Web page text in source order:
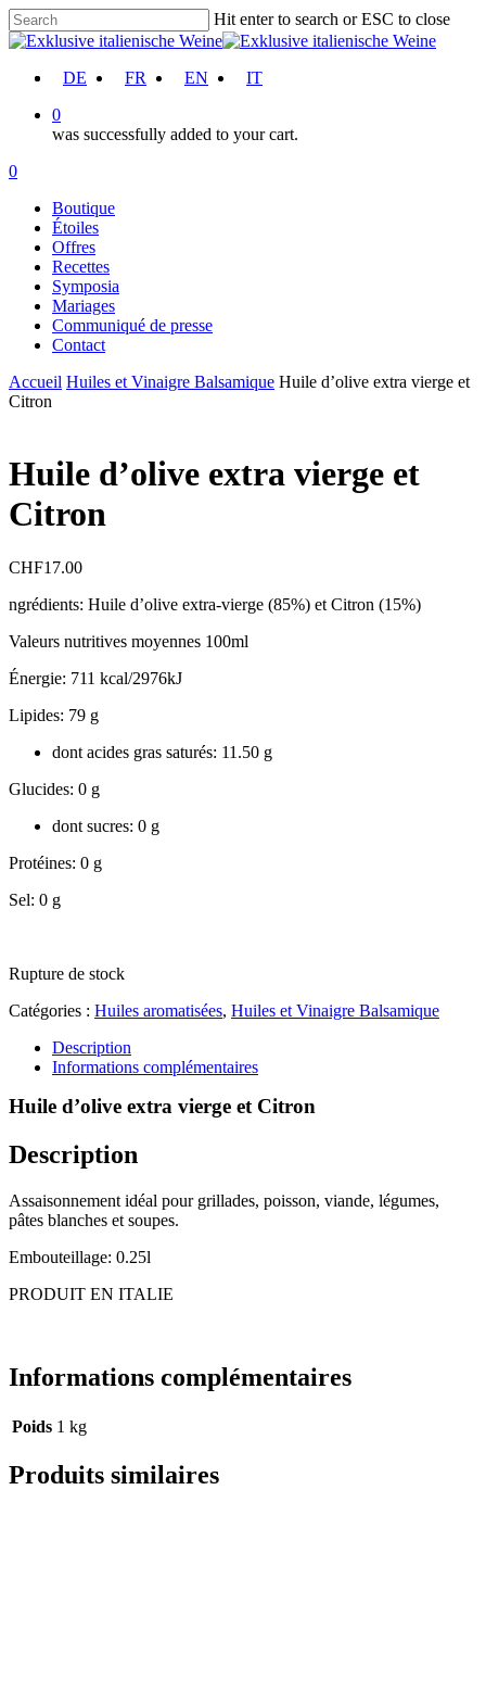
Skip
to
content
Hit enter to search or ESC to close
Close
DE
FR EN IT
0
was successfully added to your cart.
Menu
account
0
Boutique
Étoiles
Offres
Recettes
Symposia
Mariages
Communiqué de presse
Contact
Accueil Huiles et Vinaigre Balsamique Huile d’olive extra vierge et
Citron
Huile d’olive extra vierge et
Citron
CHF17.00
ngrédients: Huile d’olive extra-vierge (85%) et Citron (15%)
Valeurs nutritives moyennes 100ml
Énergie: 711 kcal/2976kJ
Lipides: 79 g
dont acides gras saturés: 11.50 g
Glucides: 0 g
dont sucres: 0 g
Protéines: 0 g
Sel: 0 g
Rupture de stock
Catégories : Huiles aromatisées, Huiles et Vinaigre Balsamique
Description
Informations complémentaires
Huile d’olive extra vierge et Citron
Description
Assaisonnement idéal pour grillades, poisson, viande, légumes,
pâtes blanches et soupes.
Embouteillage: 0.25l
PRODUIT EN ITALIE
Informations complémentaires
Poids 1 kg
Produits similaires